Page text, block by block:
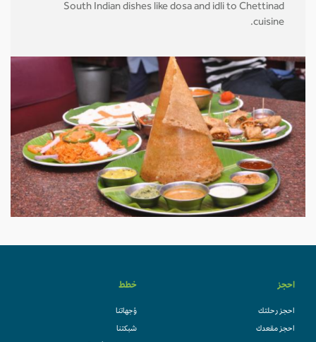
South Indian dishes like dosa and idli to Chettinad
cuisine.
احجز
احجز رحلتك
احجز مقعدك
خطط
وُجهاتنا
شبكتنا